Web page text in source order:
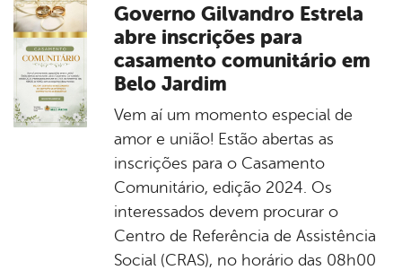
Governo Gilvandro Estrela
abre inscrições para
casamento comunitário em
Belo Jardim
Vem aí um momento especial de
amor e união! Estão abertas as
inscrições para o Casamento
Comunitário, edição 2024. Os
interessados devem procurar o
Centro de Referência de Assistência
Social (CRAS), no horário das 08h00